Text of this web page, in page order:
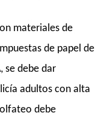
materiales de
de papel de
se debe dar
adultos con alta
debe